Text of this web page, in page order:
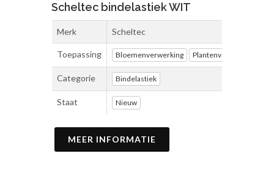
Scheltec bindelastiek WIT
Merk Scheltec
Toepassing Bloemenverwerking Plantenverwerking
Categorie Bindelastiek
Staat Nieuw
MEER INFORMATIE